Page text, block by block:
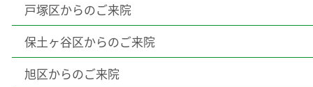
戸塚区からのご来院
保土ヶ谷区からのご来院
旭区からのご来院